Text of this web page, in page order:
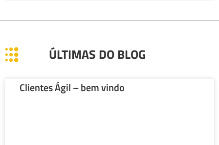
ÚLTIMAS DO BLOG
Clientes Ágil – bem vindo